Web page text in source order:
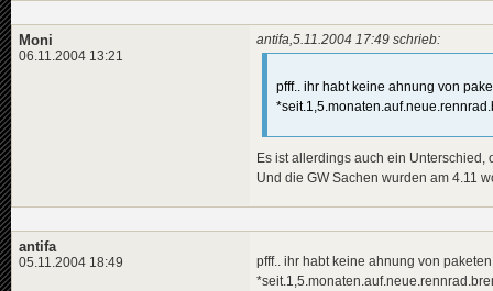
Moni
06.11.2004 13:21
antifa,5.11.2004 17:49 schrieb:
pfff.. ihr habt keine ahnung von
Es ist allerdings auch ein
Und die GW Sachen wurden am 4.11
antifa
05.11.2004 18:49
pfff.. ihr habt keine ahnung von